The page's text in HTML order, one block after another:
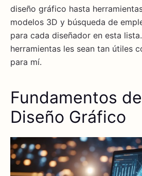
diseño gráfico hasta
modelos 3D y búsqueda de
para cada diseñador en esta
herramientas les sean tan útiles
para mí.
Fundamentos
Diseño Gráfico